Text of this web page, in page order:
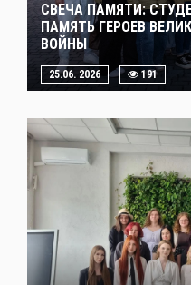
СВЕЧА ПАМЯТИ:
ПАМЯТЬ ГЕРОЕВ
ВОЙНЫ
25.06. 2026 191